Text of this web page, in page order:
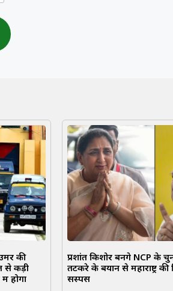
की
से कड़ी
होगा
प्रशांत किशोर बनेंगे NCP के
तटकरे के बयान से महाराष्ट्र
सस्पेंस